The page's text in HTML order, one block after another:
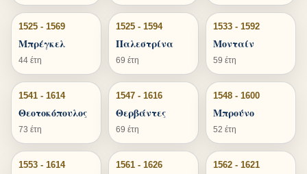
1525 - 1569
Μπρέγκελ
44 έτη
1525 - 1594
Παλεστρίνα
69 έτη
1533 - 1592
Μονταίν
59 έτη
1541 - 1614
Θεοτοκόπουλος
73 έτη
1547 - 1616
Θερβάντες
69 έτη
1548 - 1600
Μπρούνο
52 έτη
1553 - 1614 1561 - 1626 1562 - 1621